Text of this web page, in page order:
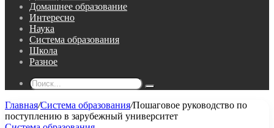
Домашнее образование
Интересно
Наука
Система образования
Школа
Разное
Поиск...
Главная/Система образования/Пошаговое руководство по
поступлению в зарубежный университет